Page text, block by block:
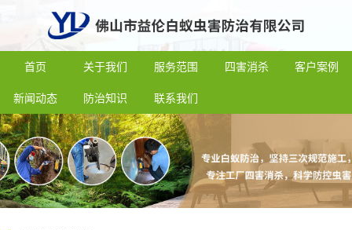
首页 关于我们 服务范围 四害消杀 客户案例
新闻动态 防治知识 联系我们